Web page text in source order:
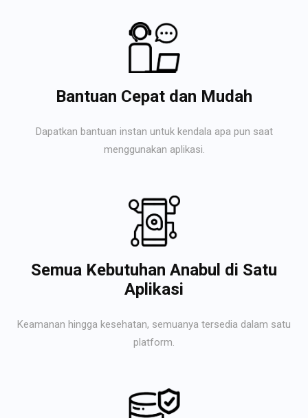
Bantuan Cepat dan Mudah
Dapatkan bantuan instan untuk kendala apa pun saat
menggunakan aplikasi.
Semua Kebutuhan Anabul di Satu
Aplikasi
Keamanan hingga kesehatan, semuanya tersedia dalam satu
platform.